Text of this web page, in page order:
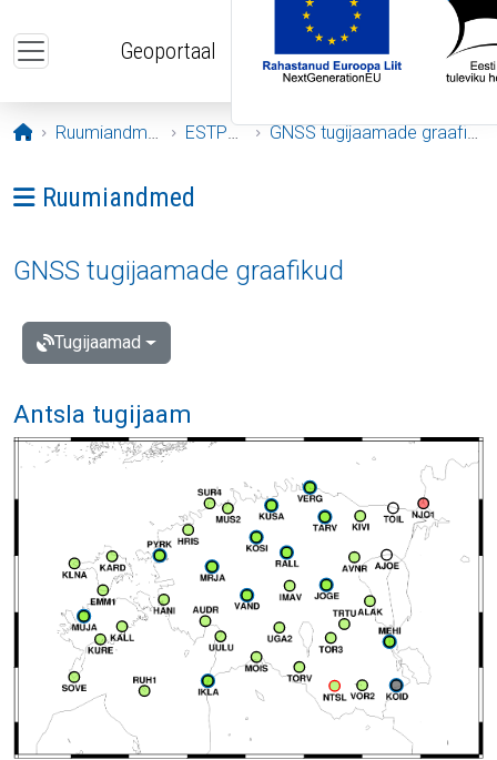
Geoportaal
Avaleht
Ruumiandmed ESTPOS GNSS tugijaamade graafikud
Ava menüü: Ruumiandmed
Ruumiandmed
GNSS tugijaamade graafikud
Tugijaamad
Antsla tugijaam